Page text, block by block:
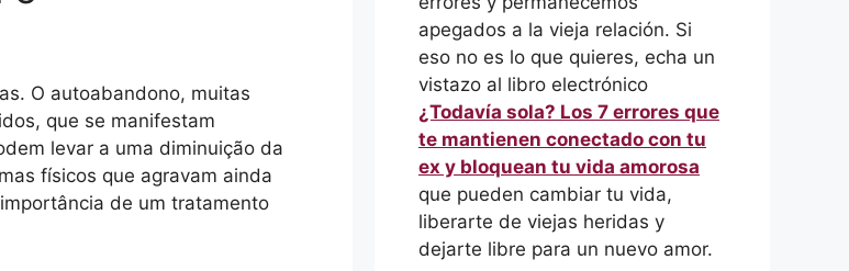
O autoabandono, muitas
que se manifestam
levar a uma diminuição da
físicos que agravam ainda
de um tratamento
apegados a la vieja relación. Si
eso no es lo que quieres, echa un
vistazo al libro electrónico
¿Todavía sola? Los 7 errores que
te mantienen conectado con tu
ex y bloquean tu vida amorosa
que pueden cambiar tu vida,
liberarte de viejas heridas y
dejarte libre para un nuevo amor.